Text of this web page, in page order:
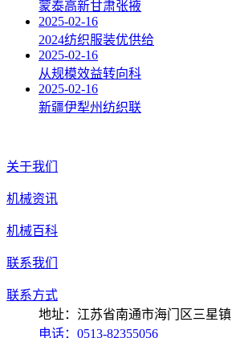
蒙泰高新甘肃张掖
2025-02-16
2024纺织服装优供给
2025-02-16
从规模效益转向科
2025-02-16
新疆伊犁州纺织联
关于我们
机械资讯
机械百科
联系我们
联系方式
地址：江苏省南通市海门区三星镇
电话：0513-82355056